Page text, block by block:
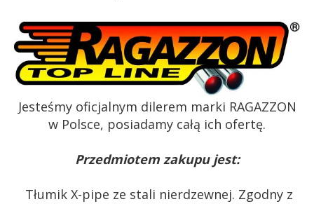
Jesteśmy oficjalnym dilerem marki RAGAZZON
w Polsce, posiadamy całą ich ofertę.
Przedmiotem zakupu jest:
Tłumik X-pipe ze stali nierdzewnej. Zgodny z